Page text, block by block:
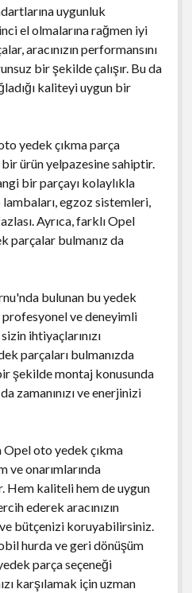
uygunluk
el olmalarına rağmen iyi
aracınızın performansını
bir şekilde çalışır. Bu da
kaliteyi uygun bir
yedek çıkma parça
bir ürün yelpazesine sahiptir.
bir parçayı kolaylıkla
egzoz sistemleri,
Ayrıca, farklı Opel
parçalar bulmanız da
bulunan bu yedek
profesyonel ve deneyimli
ihtiyaçlarınızı
parçaları bulmanızda
şekilde montaj konusunda
zamanınızı ve enerjinizi
oto yedek çıkma
ve onarımlarında
Hem kaliteli hem de uygun
ederek aracınızın
bütçenizi koruyabilirsiniz.
hurda ve geri dönüşüm
parça seçeneği
karşılamak için uzman